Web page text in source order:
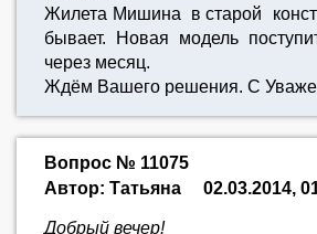
Жилета Мишина в старой
бывает. Новая модель
через месяц.
Ждём Вашего решения. С
Вопрос № 11075
Автор: Татьяна
02.03.2014,
Добрый вечер!